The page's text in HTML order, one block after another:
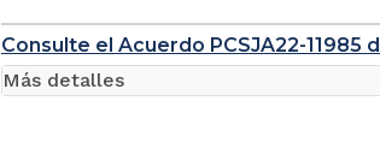
Consulte el Acuerdo PCSJA22-11985
Más detalles